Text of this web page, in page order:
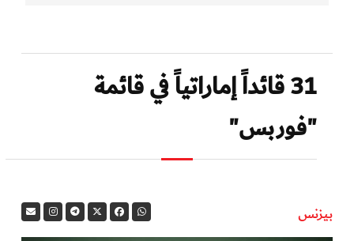
31 قائداً إماراتياً في قائمة
"فوربس"
بيزنس